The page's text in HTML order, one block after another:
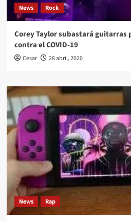
News Rock
Corey Taylor subastará guitarras
contra el COVID-19
Cesar 28 abril, 2020
News Rap